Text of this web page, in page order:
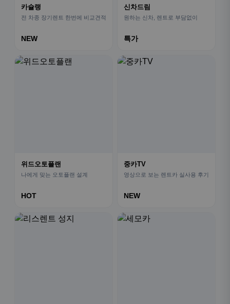
카슐랭
전 차종 장기렌트 한번에 비교견적
NEW
신차드림
원하는 신차, 렌트로 부담없이
특가
위드오토플랜
나에게 맞는 오토플랜 설계
HOT
중카TV
영상으로 보는 렌트카 실사용 후기
NEW